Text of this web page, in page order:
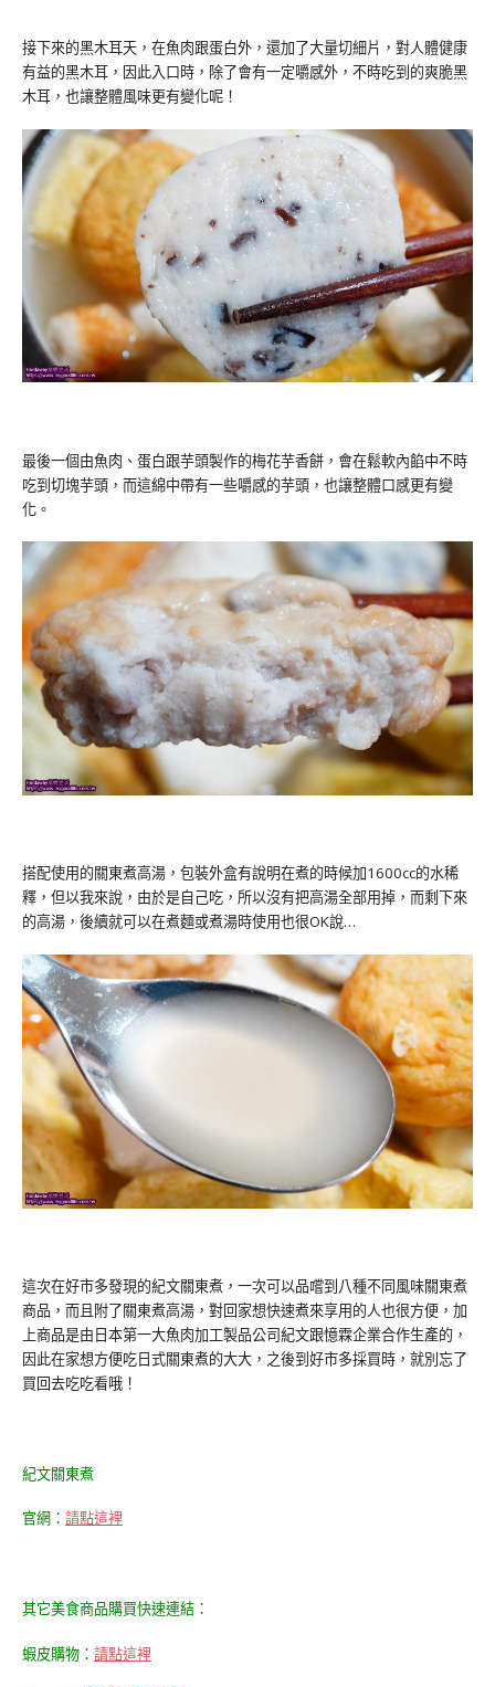
接下來的黑木耳天，在魚肉跟蛋白外，還加了大量切細片，對人體健康
有益的黑木耳，因此入口時，除了會有一定嚼感外，不時吃到的爽脆黑
木耳，也讓整體風味更有變化呢！
最後一個由魚肉、蛋白跟芋頭製作的梅花芋香餅，會在鬆軟內餡中不時
吃到切塊芋頭，而這綿中帶有一些嚼感的芋頭，也讓整體口感更有變
化。
搭配使用的關東煮高湯，包裝外盒有說明在煮的時候加1600cc的水稀
釋，但以我來說，由於是自己吃，所以沒有把高湯全部用掉，而剩下來
的高湯，後續就可以在煮麵或煮湯時使用也很OK說…
這次在好市多發現的紀文關東煮，一次可以品嚐到八種不同風味關東煮
商品，而且附了關東煮高湯，對回家想快速煮來享用的人也很方便，加
上商品是由日本第一大魚肉加工製品公司紀文跟憶霖企業合作生產的，
因此在家想方便吃日式關東煮的大大，之後到好市多採買時，就別忘了
買回去吃吃看哦！
紀文關東煮
官網： 請點這裡
其它美食商品購買快速連結：
蝦皮購物： 請點這裡